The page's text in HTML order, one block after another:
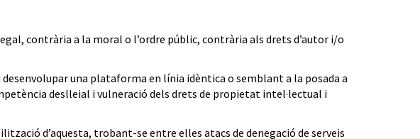
contrària a la moral o l’ordre públic, contrària als drets d’autor i/o
una plataforma en línia idèntica o semblant a la posada a
deslleial i vulneració dels drets de propietat intel·lectual i
d’aquesta, trobant-se entre elles atacs de denegació de serveis